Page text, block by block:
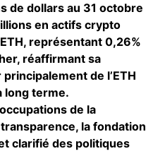
de dollars au 31 octobre
en actifs crypto
représentant 0,26%
réaffirmant sa
de l’ETH
long terme.
de la
la fondation
clarifié des politiques